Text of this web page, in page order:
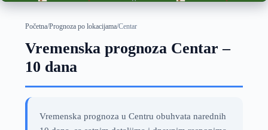
Početna/Prognoza po lokacijama/Centar
Vremenska prognoza Centar –
10 dana
Vremenska prognoza u Centru obuhvata narednih